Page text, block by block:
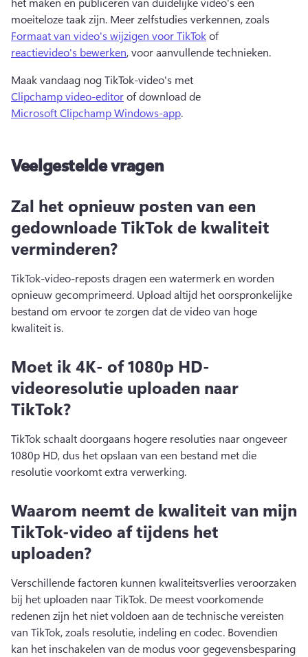
moeiteloze taak zijn. Meer zelfstudies verkennen, zoals
Formaat van video's wijzigen voor TikTok of
reactievideo's bewerken, voor aanvullende technieken.
Maak vandaag nog TikTok-video's met
Clipchamp video-editor of download de
Microsoft Clipchamp Windows-app.
Veelgestelde vragen
Zal het opnieuw posten van een
gedownloade TikTok de kwaliteit
verminderen?
TikTok-video-reposts dragen een watermerk en worden
opnieuw gecomprimeerd. Upload altijd het oorspronkelijke
bestand om ervoor te zorgen dat de video van hoge
kwaliteit is.
Moet ik 4K- of 1080p HD-
videoresolutie uploaden naar
TikTok?
TikTok schaalt doorgaans hogere resoluties naar ongeveer
1080p HD, dus het opslaan van een bestand met die
resolutie voorkomt extra verwerking.
Waarom neemt de kwaliteit van mijn
TikTok-video af tijdens het
uploaden?
Verschillende factoren kunnen kwaliteitsverlies veroorzaken
bij het uploaden naar TikTok. De meest voorkomende
redenen zijn het niet voldoen aan de technische vereisten
van TikTok, zoals resolutie, indeling en codec. Bovendien
kan het inschakelen van de modus voor gegevensbesparing